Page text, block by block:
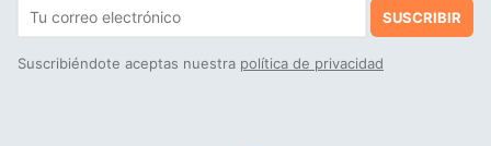
SUSCRIBIR
Suscribiéndote aceptas nuestra política de privacidad